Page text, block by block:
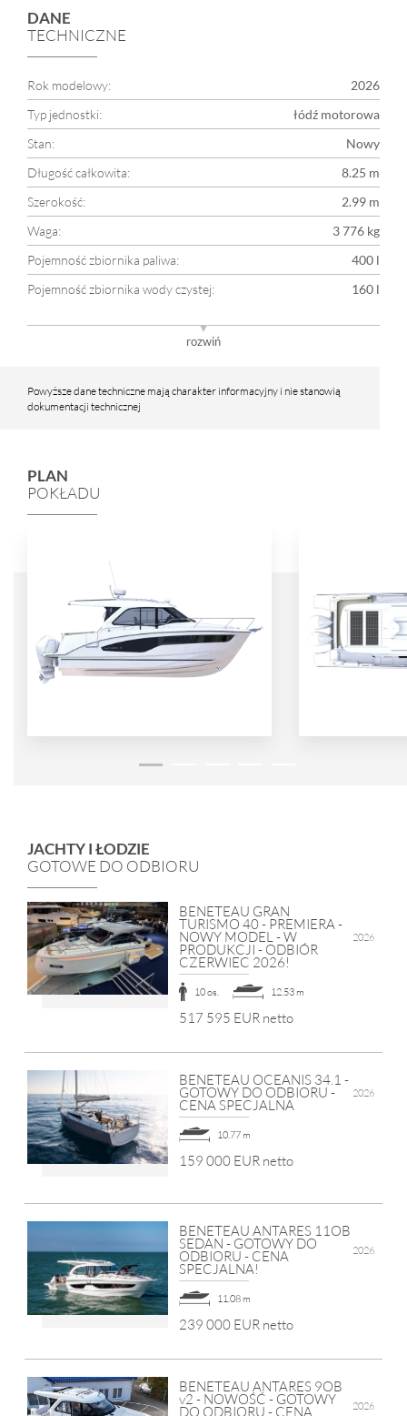
DANE
TECHNICZNE
Rok modelowy:
2026
Typ jednostki:
łódź motorowa
Stan:
Nowy
Długość całkowita:
8.25 m
Szerokość:
2.99 m
Waga:
3 776 kg
Pojemność zbiornika paliwa:
400 l
Pojemność zbiornika wody czystej:
160 l
rozwiń
Powyższe dane techniczne mają charakter informacyjny i nie stanowią
dokumentacji technicznej
PLAN
POKŁADU
JACHTY I ŁODZIE
GOTOWE DO ODBIORU
BENETEAU GRAN
TURISMO 40 - PREMIERA -
NOWY MODEL - W
PRODUKCJI - ODBIÓR
CZERWIEC 2026!
2026
10 os. 12.53 m
517 595 EUR netto
BENETEAU OCEANIS 34.1 -
GOTOWY DO ODBIORU -
CENA SPECJALNA
2026
10.77 m
159 000 EUR netto
BENETEAU ANTARES 11OB
SEDAN - GOTOWY DO
ODBIORU - CENA
SPECJALNA!
2026
11.08 m
239 000 EUR netto
BENETEAU ANTARES 9OB
v2 - NOWOŚĆ - GOTOWY
DO ODBIORU - CENA 2026